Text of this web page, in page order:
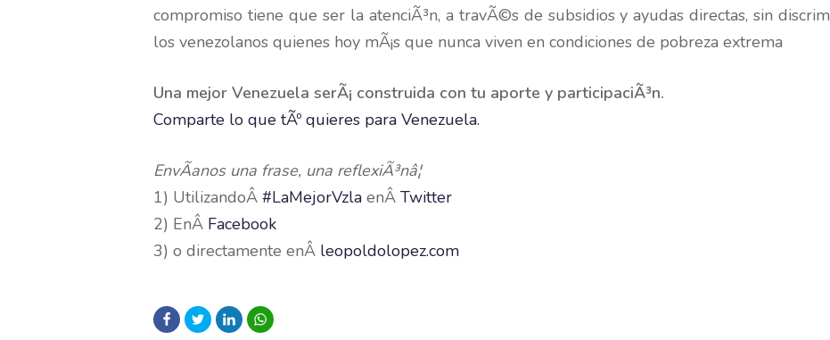
compromiso tiene que ser la atenciÃ³n, a travÃ©s de subsidios y ayudas directas, sin
los venezolanos quienes hoy mÃ¡s que nunca viven en condiciones de pobreza extrema
Una mejor Venezuela serÃ¡ construida con tu aporte y participaciÃ³n.
Comparte lo que tÃº quieres para Venezuela.
EnvÃ­anos una frase, una reflexiÃ³nâ¦
1) UtilizandoÂ #LaMejorVzla enÂ Twitter
2) EnÂ Facebook
3) o directamente enÂ leopoldolopez.com